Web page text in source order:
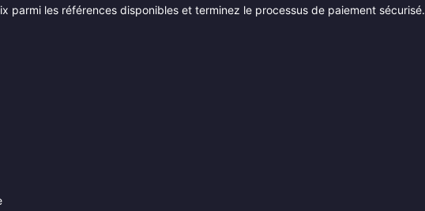
parmi les références disponibles et terminez le processus de paiement sécurisé.